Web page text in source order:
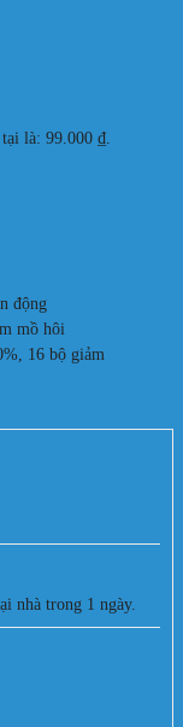
là: 99.000 ₫.
động
mồ hôi
16 bộ giảm
nhà trong 1 ngày.